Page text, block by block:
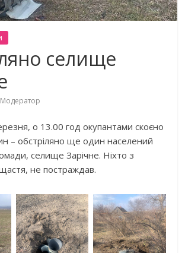
селище
Модератор
о 13.00 год окупантами скоєно
– обстріляно ще один населений
селище Зарічне. Ніхто з
не постраждав.